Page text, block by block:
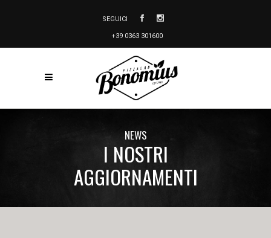
SEGUICI
+39 0363 301600
NEWS
I NOSTRI
AGGIORNAMENTI